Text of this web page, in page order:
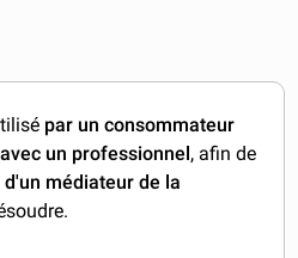
par un consommateur
un professionnel , afin de
médiateur de la